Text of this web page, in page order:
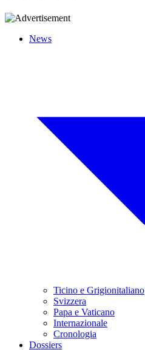
News
Ticino e Grigionitaliano
Svizzera
Papa e Vaticano
Internazionale
Cronologia
Dossiers